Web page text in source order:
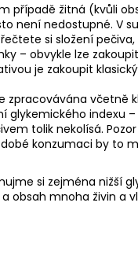
případě žitná (kvůli
není nedostupné. V
si složení
– obvykle lze
je zakoupit
zpracovávána včetně
glykemického indexu –
tolik nekolísá.
konzumaci by to
si zejména nižší
obsah mnoha živin a